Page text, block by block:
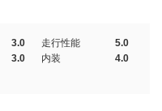
3.0 走行性能
5.0
3.0 内装
4.0